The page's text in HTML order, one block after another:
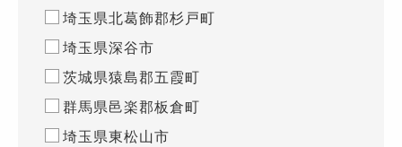
埼玉県北葛飾郡杉戸町
埼玉県深谷市
茨城県猿島郡五霞町
群馬県邑楽郡板倉町
埼玉県東松山市